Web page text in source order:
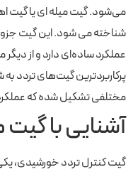
می‌شود. گیت میله ‌ای یا گیت
شناخته می شود. این گیت جزو
عملکرد ساده‌ای دارد و از دیگر
پرکاربردترین گیت‌های تردد
مختلفی تشکیل شده که
آشنایی با گیت
گیت کنترل تردد خورشیدی،